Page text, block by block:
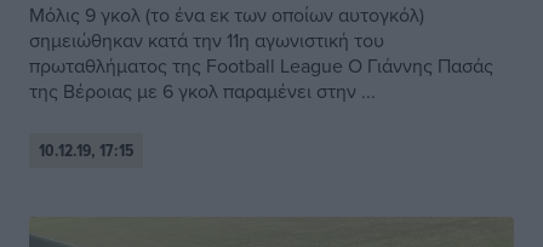
Μόλις 9 γκολ (το ένα εκ των οποίων αυτογκόλ)
σημειώθηκαν κατά την 11η αγωνιστική του
πρωταθλήματος της Football League Ο Γιάννης Πασάς
της Βέροιας με 6 γκολ παραμένει στην ...
10.12.19, 17:15